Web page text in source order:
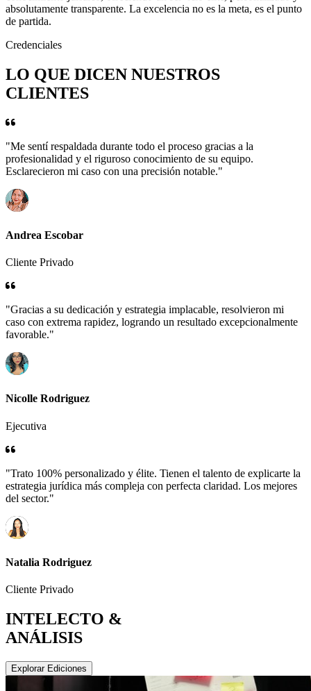
absolutamente transparente. La excelencia no es la meta, es el punto
de partida.
Credenciales
LO QUE DICEN NUESTROS
CLIENTES
"Me sentí respaldada durante todo el proceso gracias a la
profesionalidad y el riguroso conocimiento de su equipo.
Esclarecieron mi caso con una precisión notable."
Andrea Escobar
Cliente Privado
"Gracias a su dedicación y estrategia implacable, resolvieron mi
caso con extrema rapidez, logrando un resultado excepcionalmente
favorable."
Nicolle Rodriguez
Ejecutiva
"Trato 100% personalizado y élite. Tienen el talento de explicarte la
estrategia jurídica más compleja con perfecta claridad. Los mejores
del sector."
Natalia Rodriguez
Cliente Privado
INTELECTO &
ANÁLISIS
Explorar Ediciones